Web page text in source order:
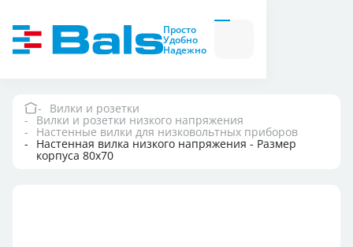
Просто
Удобно
Надежно
Вилки
и
розетки
модули
Вилки и розетки
Компания
Вилки и розетки
Вилки и розетки низкого напряжения
Настенные вилки для низковольтных приборов
Настенная вилка низкого напряжения - Размер
корпуса 80x70